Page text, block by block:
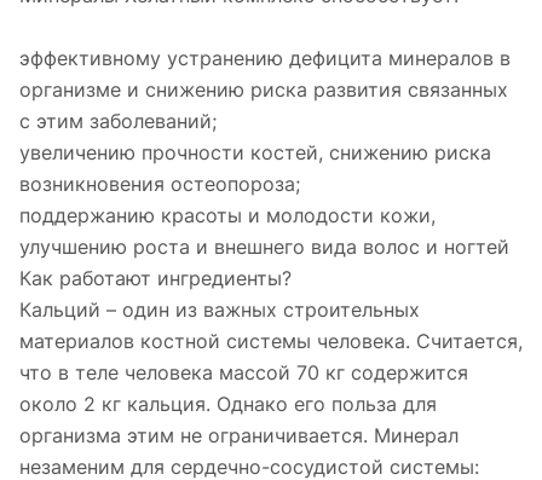
эффективному устранению дефицита минералов в
организме и снижению риска развития связанных
с этим заболеваний;
увеличению прочности костей, снижению риска
возникновения остеопороза;
поддержанию красоты и молодости кожи,
улучшению роста и внешнего вида волос и ногтей
Как работают ингредиенты?
Кальций – один из важных строительных
материалов костной системы человека. Считается,
что в теле человека массой 70 кг содержится
около 2 кг кальция. Однако его польза для
организма этим не ограничивается. Минерал
незаменим для сердечно-сосудистой системы: